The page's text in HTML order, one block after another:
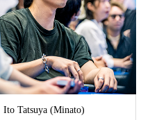
Ito Tatsuya (Minato)